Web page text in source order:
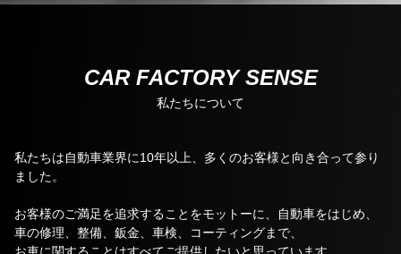
CAR FACTORY SENSE
私たちについて
私たちは⾃動⾞業界に10年以上、多くのお客様と向き合って参り
ました。
お客様のご満足を追求することをモットーに、⾃動⾞をはじめ、
⾞の修理、整備、鈑⾦、⾞検、コーティングまで、